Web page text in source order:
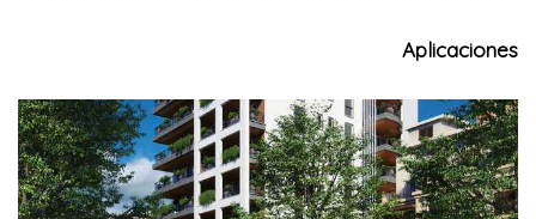
equipándolo con las tecnologías más modernas para
. Los sistemas de VMC Helty
el control de la humedad en interiores, preservando
la estética de la fachada en su autenticidad.
Aplicaciones